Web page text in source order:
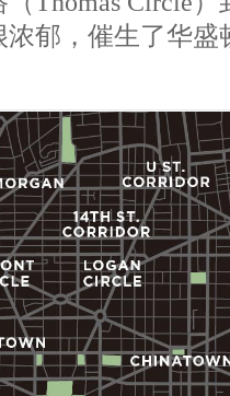
郁，催生了华盛